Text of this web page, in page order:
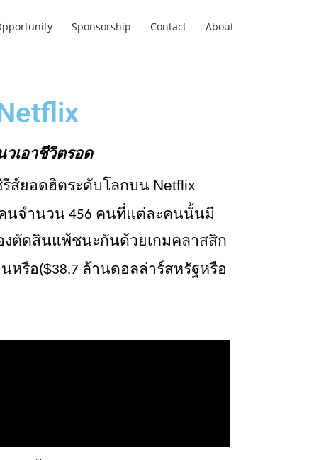
Sponsorship Contact About
เอาชีวิตรอด
ส์ยอดฮิตระดับโลกบน
คนจำนวน 456 คนที่แต่ละคนนั้นมี
ตัดสินแพ้ชนะกันด้วยเกมคลาสสิก
หรือ($38.7 ล้านดอลล่าร์สหรัฐหรือ